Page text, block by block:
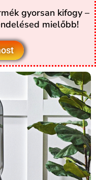
gyorsan kifogy –
mielőbb!